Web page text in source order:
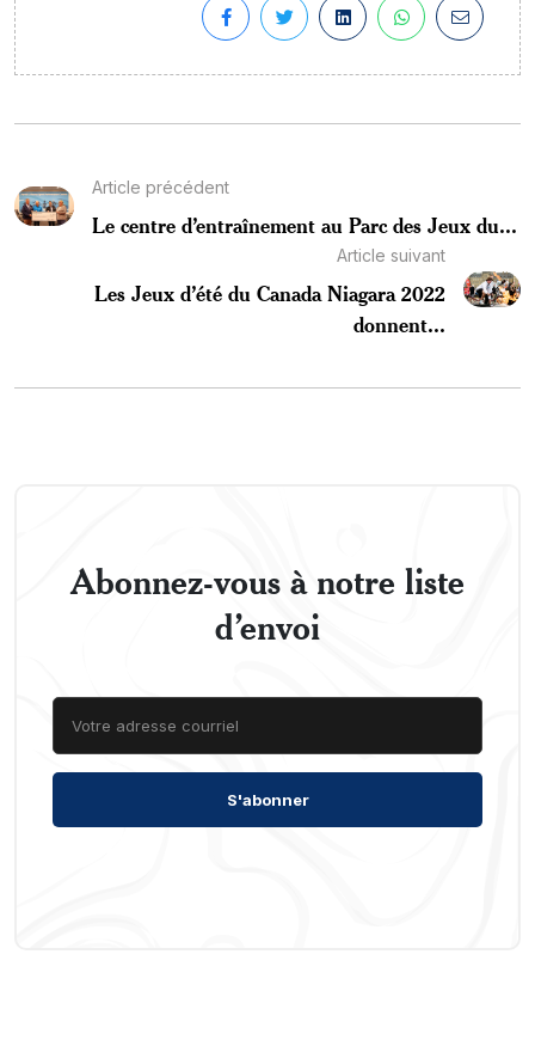
Article précédent
Le centre d’entraînement au Parc des Jeux du...
Article suivant
Les Jeux d’été du Canada Niagara 2022
donnent...
Abonnez-vous à notre liste
d’envoi